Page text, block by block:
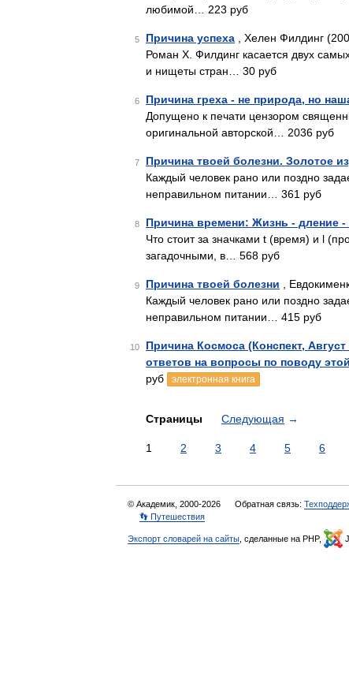
любимой… 223 руб
5 Причина успеха , Хелен Филдинг
Роман X. Филдинг касается двух
и нищеты стран… 30 руб
6 Причина греха - не природа, но
Допущено к печати цензором
оригинальной авторской… 2036 руб
7 Причина твоей болезни. Золотое
Каждый человек рано или поздно
неправильном питании… 361 руб
8 Причина времени: Жизнь - дление -
Что стоит за значками t (время) и l
загадочными, в… 568 руб
9 Причина твоей болезни ,
Каждый человек рано или поздно
неправильном питании… 415 руб
10
Причина Космоса (Конспект,
ответов на вопросы по поводу
руб
электронная книга
Страницы Следующая →
1 2 3 4 5 6
© Академик, 2000-2026 Обратная связь:
👣 Путешествия
Экспорт словарей на сайты , сделанные на PHP,